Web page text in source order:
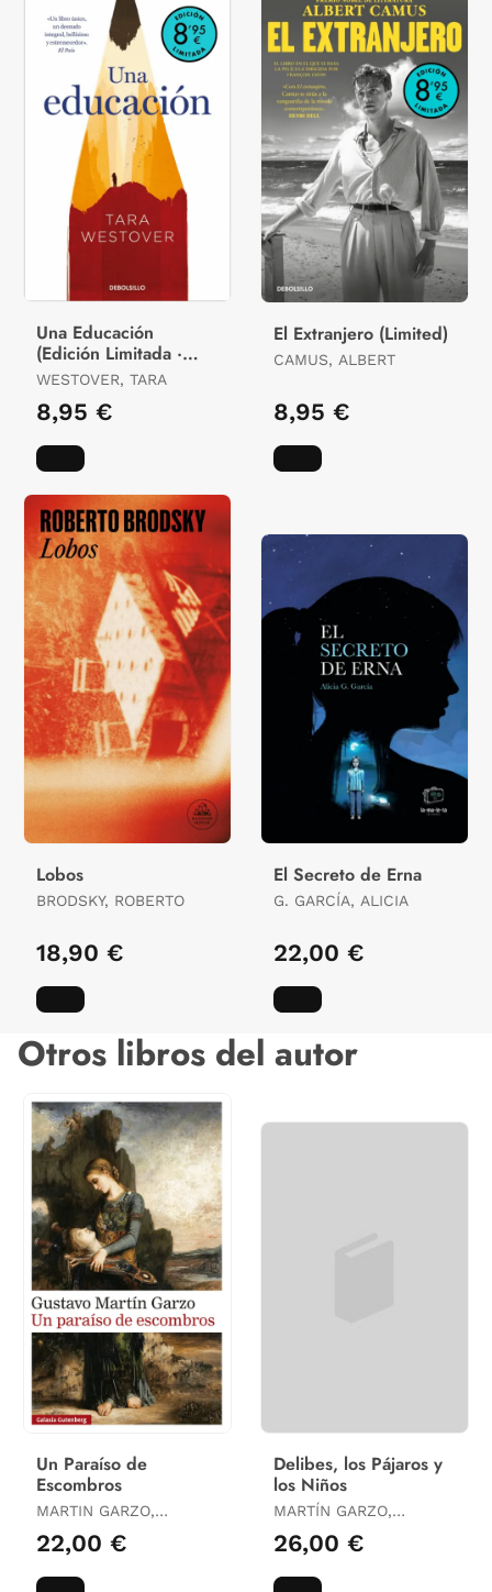
Una Educación
(Edición Limitada ·
Verano)
WESTOVER, TARA
8,95 €
El Extranjero (Limited)
CAMUS, ALBERT
8,95 €
Lobos
BRODSKY, ROBERTO
18,90 €
El Secreto de Erna
G. GARCÍA, ALICIA
22,00 €
Otros libros del autor
Un Paraíso de
Escombros
MARTIN GARZO,
22,00 €
Delibes, los Pájaros y
los Niños
MARTÍN GARZO,
26,00 €